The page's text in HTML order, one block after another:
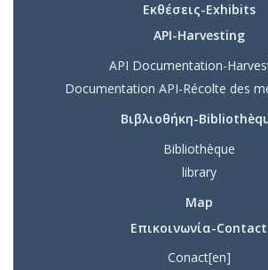
Εκθέσεις-Exhibits
API-Harvesting
API Documentation-
Documentation API-Récolte des
Βιβλιοθήκη-
Bibliothèque
library
Map
Επικοινωνία-Contact
Conact[en]